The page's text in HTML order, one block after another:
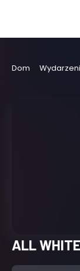
Dom
ALL